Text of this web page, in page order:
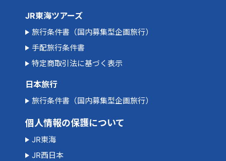
JR東海ツアーズ
旅行条件書（国内募集型企画旅行）
手配旅行条件書
特定商取引法に基づく表示
日本旅行
旅行条件書（国内募集型企画旅行）
個人情報の保護について
JR東海
JR西日本